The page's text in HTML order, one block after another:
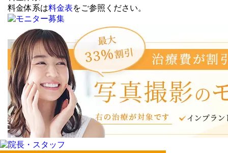
料金体系は料金表をご参照ください。